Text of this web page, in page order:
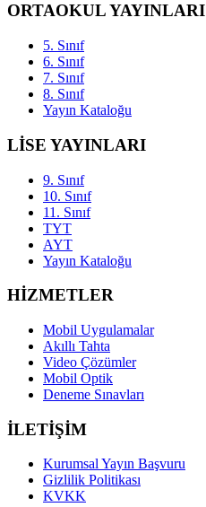
ORTAOKUL YAYINLARI
5. Sınıf
6. Sınıf
7. Sınıf
8. Sınıf
Yayın Kataloğu
LİSE YAYINLARI
9. Sınıf
10. Sınıf
11. Sınıf
TYT
AYT
Yayın Kataloğu
HİZMETLER
Mobil Uygulamalar
Akıllı Tahta
Video Çözümler
Mobil Optik
Deneme Sınavları
İLETİŞİM
Kurumsal Yayın Başvuru
Gizlilik Politikası
KVKK